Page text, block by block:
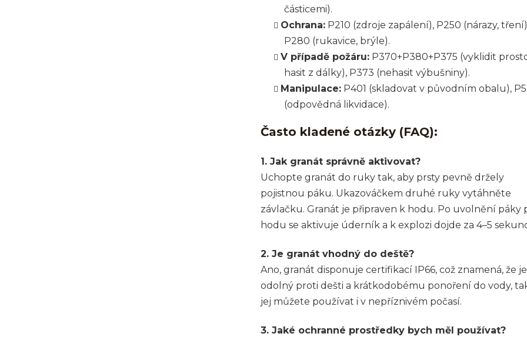
částicemi).
Ochrana: P210 (zdroje zapálení), P250 (nárazy,
P280 (rukavice, brýle).
V případě požáru: P370+P380+P375 (vyklidit
hasit z dálky), P373 (nehasit výbušniny).
Manipulace: P401 (skladovat v původním obalu),
(odpovědná likvidace).
Často kladené otázky (FAQ):
1. Jak granát správně aktivovat?
Uchopte granát do ruky tak, aby prsty pevně držely
pojistnou páku. Ukazováčkem druhé ruky vytáhněte
závlačku. Granát je připraven k hodu. Po uvolnění páky
hodu se aktivuje úderník a k explozi dojde za 4–5
2. Je granát vhodný do deště?
Ano, granát disponuje certifikací IP66, což znamená, že je
odolný proti dešti a krátkodobému ponoření do vody,
jej můžete používat i v nepříznivém počasí.
3. Jaké ochranné prostředky bych měl používat?